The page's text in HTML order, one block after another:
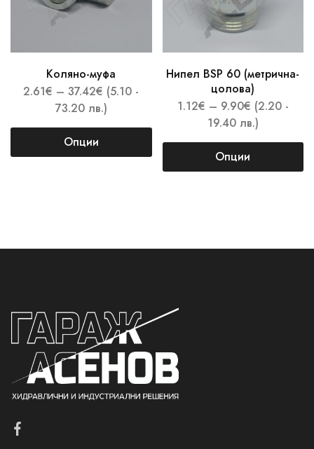
Коляно-муфа
2.61€ – 37.42€ (5.10 -
73.20 лв.)
Опции
Нипел BSP 60 (метрична-
цолова)
1.12€ – 9.90€ (2.20 -
19.40 лв.)
Опции